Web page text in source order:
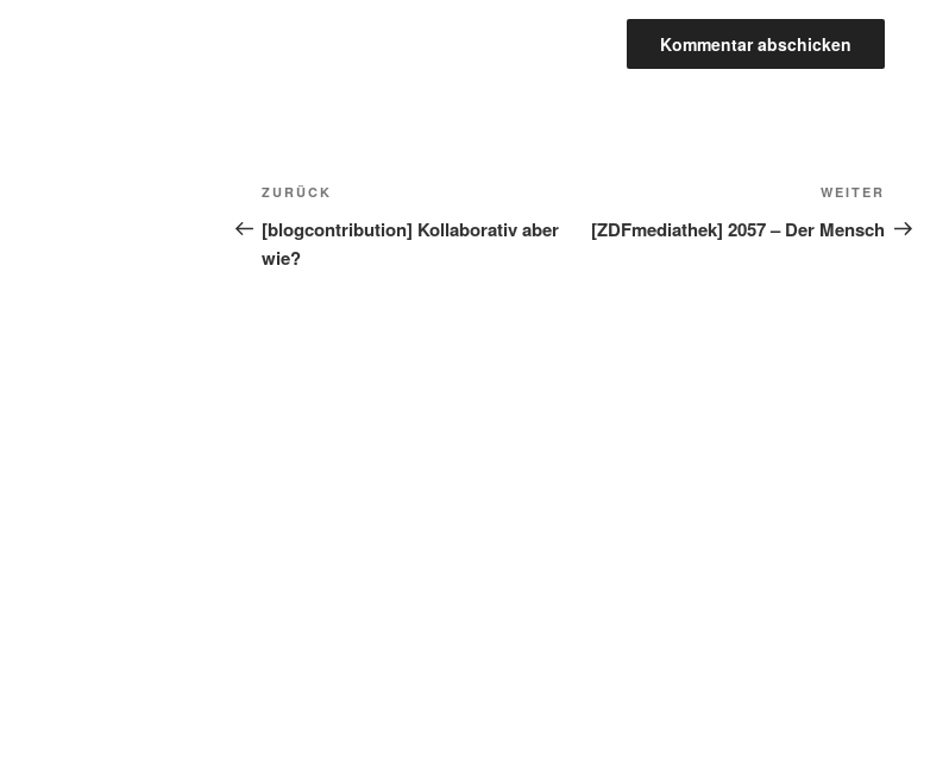
Beitragsnavigation
Vorheriger
Beitrag
ZURÜCK
[blogcontribution] Kollaborativ aber
wie?
Beitrag
WEITER
[ZDFmediathek] 2057 – Der Mensch